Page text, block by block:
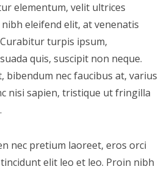
elementum, velit ultrices
eleifend elit, at venenatis
turpis ipsum,
quis, suscipit non neque.
bibendum nec faucibus at, varius
nisi sapien, tristique ut fringilla
nec pretium laoreet, eros orci
elit leo et leo. Proin nibh